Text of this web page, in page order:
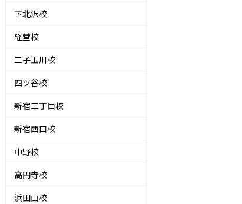
下北沢校
経堂校
二子玉川校
四ツ谷校
新宿三丁目校
新宿西口校
中野校
高円寺校
浜田山校